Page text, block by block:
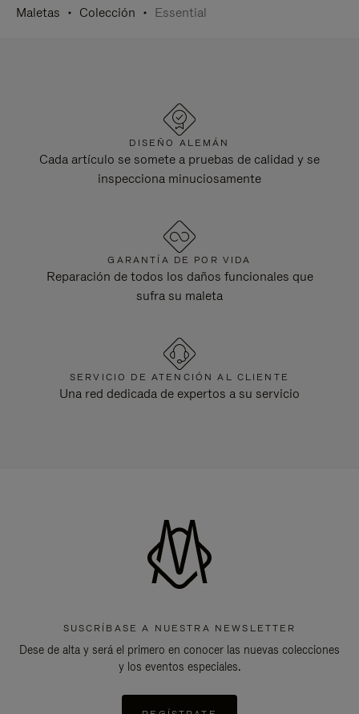
Maletas Colección Essential
DISEÑO ALEMÁN
Cada artículo se somete a pruebas de calidad y se
inspecciona minuciosamente
GARANTÍA DE POR VIDA
Reparación de todos los daños funcionales que
sufra su maleta
SERVICIO DE ATENCIÓN AL CLIENTE
Una red dedicada de expertos a su servicio
SUSCRÍBASE A NUESTRA NEWSLETTER
Dese de alta y será el primero en conocer las nuevas colecciones
y los eventos especiales.